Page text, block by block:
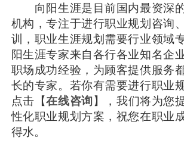
向阳生涯是目前国内最资深
机构，专注于进行职业规划咨询
训，职业生涯规划需要行业领域
阳生涯专家来自各行各业知名企
职场成功经验，为顾客提供服务
长的专家。若你有需要进行职业
点击【在线咨询】，我们将为您
性化职业规划方案，祝您在职业
得水。